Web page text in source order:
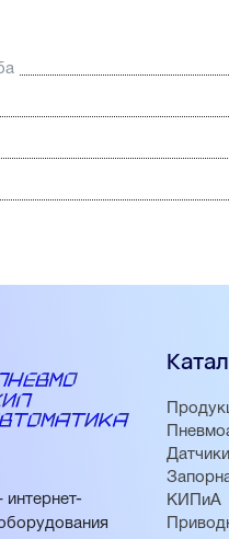
интернет-
Датчики
КИПиА